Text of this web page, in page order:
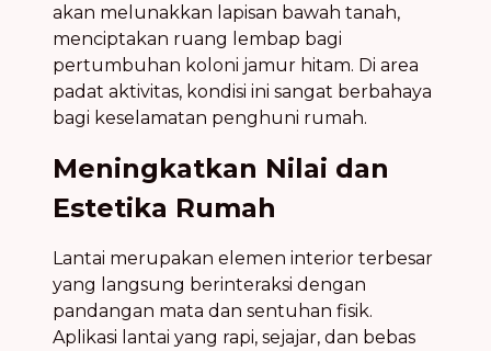
akan melunakkan lapisan bawah tanah,
menciptakan ruang lembap bagi
pertumbuhan koloni jamur hitam. Di area
padat aktivitas, kondisi ini sangat berbahaya
bagi keselamatan penghuni rumah.
Meningkatkan Nilai dan
Estetika Rumah
Lantai merupakan elemen interior terbesar
yang langsung berinteraksi dengan
pandangan mata dan sentuhan fisik.
Aplikasi lantai yang rapi, sejajar, dan bebas